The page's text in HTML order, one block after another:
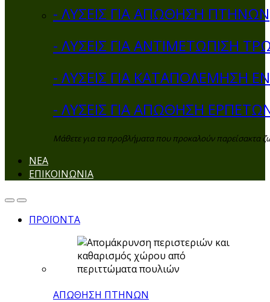
- ΛΥΣΕΙΣ ΓΙΑ ΑΠΩΘΗΣΗ ΠΤΗΝΩΝ
- ΛΥΣΕΙΣ ΓΙΑ ΑΝΤΙΜΕΤΩΠΙΣΗ
- ΛΥΣΕΙΣ ΓΙΑ ΚΑΤΑΠΟΛΕΜΗΣΗ
- ΛΥΣΕΙΣ ΓΙΑ ΑΠΩΘΗΣΗ
Μάθετε για τα προβλήματα που προκαλούν παρείσακτα
ΝΕΑ
ΕΠΙΚΟΙΝΩΝΙΑ
ΠΡΟΪΟΝΤΑ
ΑΠΩΘΗΣΗ ΠΤΗΝΩΝ